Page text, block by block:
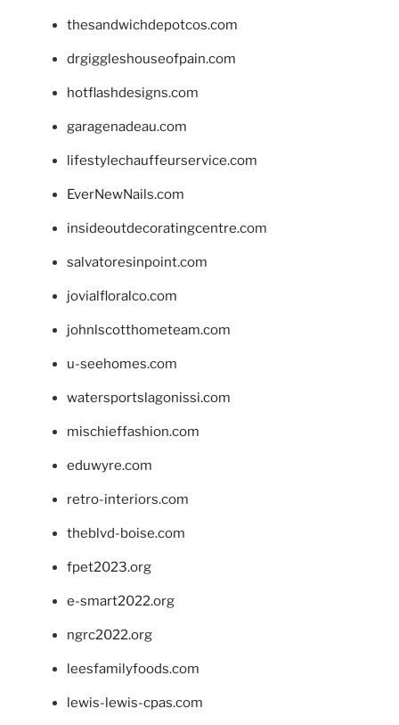
thesandwichdepotcos.com
drgiggleshouseofpain.com
hotflashdesigns.com
garagenadeau.com
lifestylechauffeurservice.com
EverNewNails.com
insideoutdecoratingcentre.com
salvatoresinpoint.com
jovialfloralco.com
johnlscotthometeam.com
u-seehomes.com
watersportslagonissi.com
mischieffashion.com
eduwyre.com
retro-interiors.com
theblvd-boise.com
fpet2023.org
e-smart2022.org
ngrc2022.org
leesfamilyfoods.com
lewis-lewis-cpas.com